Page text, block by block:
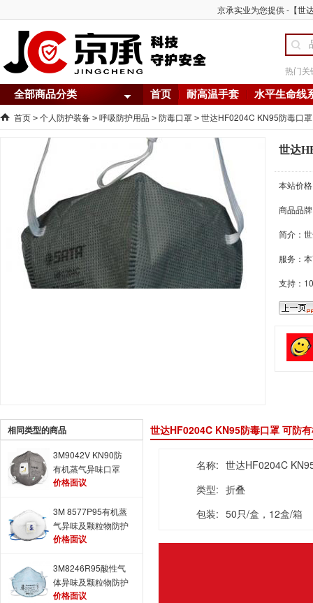
京承实业为您提供 -【世
热门关
全部商品分类 首页 耐高温手套 水平生命线
首页 > 个人防护装备 > 呼吸防护用品 > 防毒口罩 > 世达HF0204C KN95防毒口
世达
本站价
商品品
简介：
服务：
支持：
相同类型的商品
3M9042V KN90防
有机蒸气异味口罩
耳带式带阀口罩
价格面议
3M 8577P95有机蒸
气异味及颗粒物防护
口罩 3M8247防毒口
价格面议
3M8246R95酸性气
体异味及颗粒物防护
口罩 经济型3M防毒
价格面议
世达HF0204C KN95防毒口罩 可防
名称: 世达HF0204C
类型: 折叠
包装: 50只/盒，12盒/箱